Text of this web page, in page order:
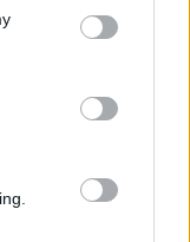
ska en del av
som...